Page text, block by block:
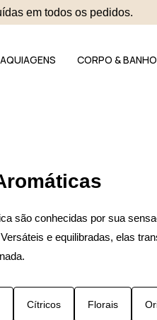
em todos os pedidos.
CORPO & BANHO
são conhecidas por sua
e equilibradas, elas
Cítricos Florais